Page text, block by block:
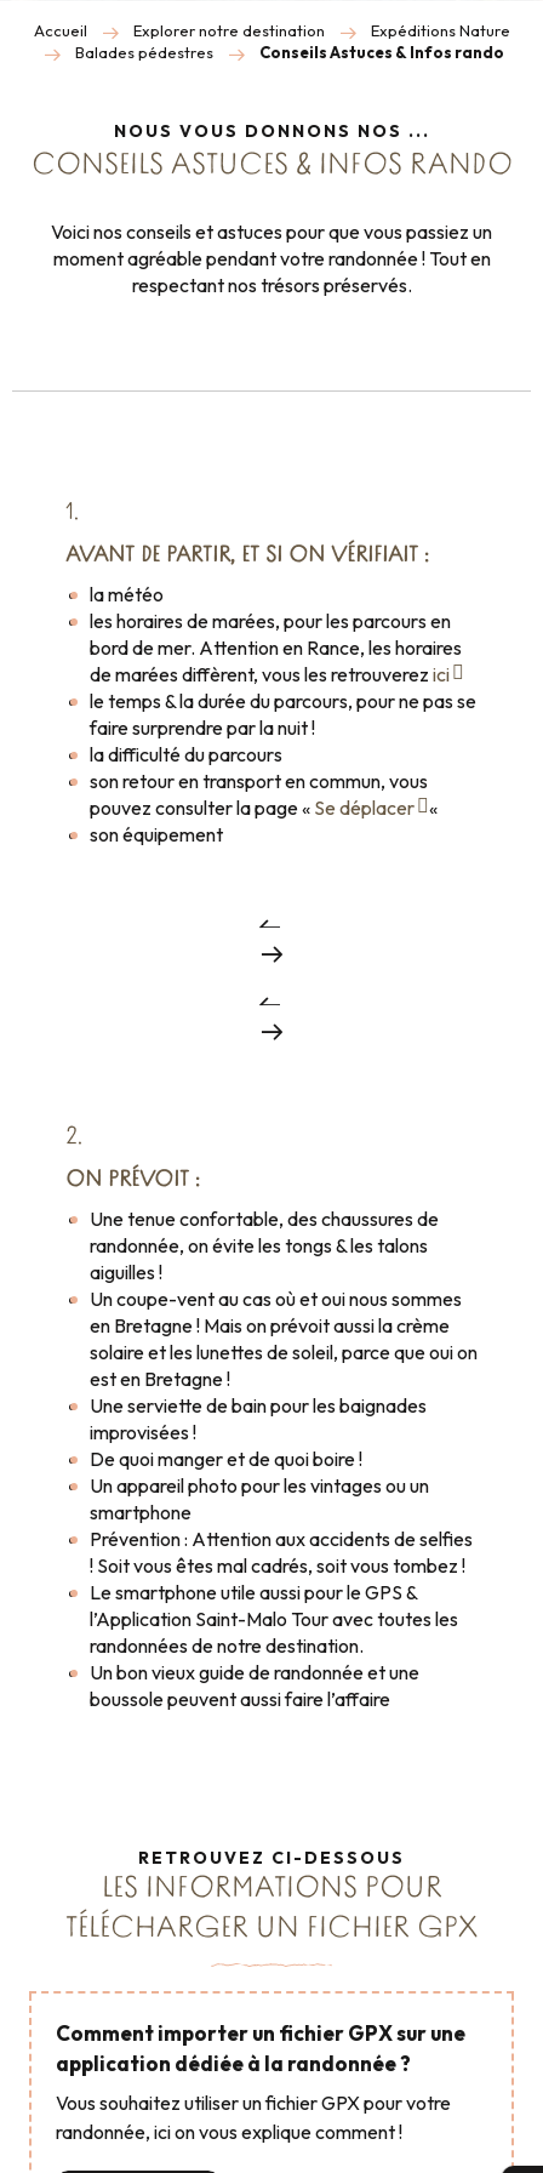
Accueil Explorer notre destination
Expéditions Nature
Balades pédestres
Conseils Astuces & Infos rando
NOUS VOUS DONNONS NOS ...
CONSEILS ASTUCES & INFOS RANDO
Voici nos conseils et astuces pour que vous passiez un
moment agréable pendant votre randonnée ! Tout en
respectant nos trésors préservés.
1.
AVANT DE PARTIR, ET SI ON VÉRIFIAIT :
la météo
les horaires de marées, pour les parcours en
bord de mer. Attention en Rance, les horaires
de marées diffèrent, vous les retrouverez ici
le temps & la durée du parcours, pour ne pas se
faire surprendre par la nuit !
la difficulté du parcours
son retour en transport en commun, vous
pouvez consulter la page « Se déplacer «
son équipement
2.
ON PRÉVOIT :
Une tenue confortable, des chaussures de
randonnée, on évite les tongs & les talons
aiguilles !
Un coupe-vent au cas où et oui nous sommes
en Bretagne ! Mais on prévoit aussi la crème
solaire et les lunettes de soleil, parce que oui on
est en Bretagne !
Une serviette de bain pour les baignades
improvisées !
De quoi manger et de quoi boire !
Un appareil photo pour les vintages ou un
smartphone
Prévention : Attention aux accidents de selfies
! Soit vous êtes mal cadrés, soit vous tombez !
Le smartphone utile aussi pour le GPS &
l’Application Saint-Malo Tour avec toutes les
randonnées de notre destination.
Un bon vieux guide de randonnée et une
boussole peuvent aussi faire l’affaire
RETROUVEZ CI-DESSOUS
LES INFORMATIONS POUR
TÉLÉCHARGER UN FICHIER GPX
Comment importer un fichier GPX sur une
application dédiée à la randonnée ?
Vous souhaitez utiliser un fichier GPX pour votre
randonnée, ici on vous explique comment !